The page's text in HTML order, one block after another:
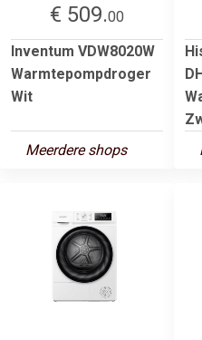
€ 509.00
Inventum VDW8020W
Warmtepompdroger
Wit
Meerdere shops